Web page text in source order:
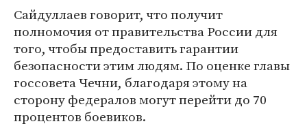
Сайдуллаев говорит, что получит
полномочия от правительства России для
того, чтобы предоставить гарантии
безопасности этим людям. По оценке главы
госсовета Чечни, благодаря этому на
сторону федералов могут перейти до 70
процентов боевиков.